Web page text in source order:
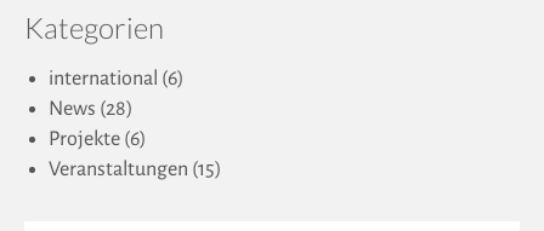
Kategorien
international (6)
News (28)
Projekte (6)
Veranstaltungen (15)